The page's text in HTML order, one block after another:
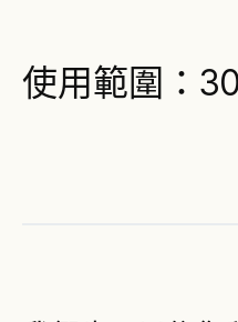
使用範圍：